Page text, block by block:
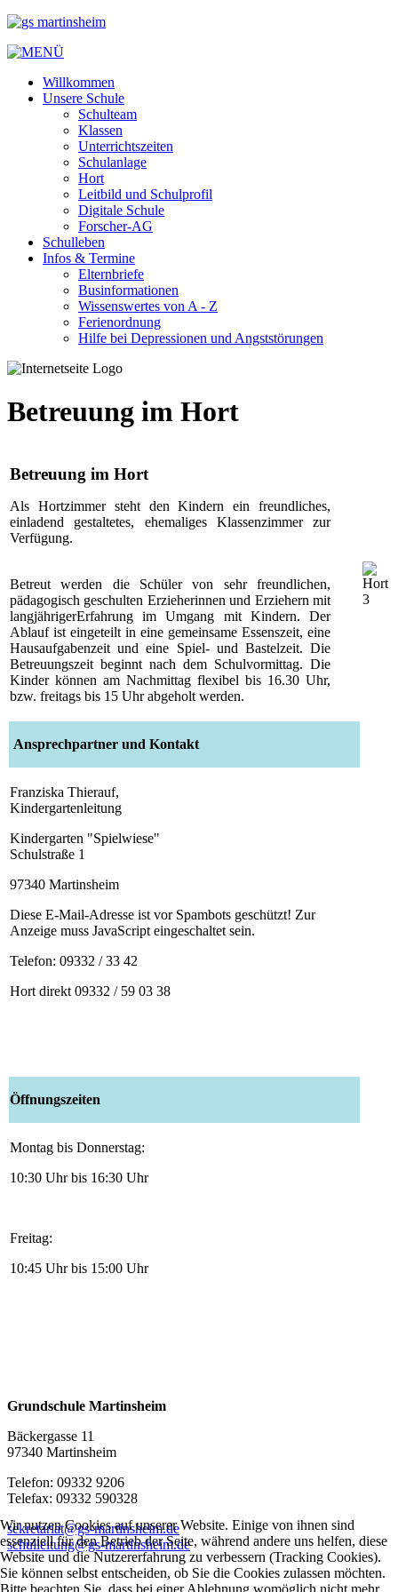
Willkommen
Unsere Schule
Schulteam
Klassen
Unterrichtszeiten
Schulanlage
Hort
Leitbild und Schulprofil
Digitale Schule
Forscher-AG
Schulleben
Infos & Termine
Elternbriefe
Businformationen
Wissenswertes von A - Z
Ferienordnung
Hilfe bei Depressionen und Angststörungen
Betreuung im Hort
Betreuung im Hort
Als Hortzimmer steht den Kindern ein freundliches,
einladend gestaltetes, ehemaliges Klassenzimmer zur
Verfügung.
Betreut werden die Schüler von sehr freundlichen,
pädagogisch geschulten Erzieherinnen und Erziehern mit
langjährigerErfahrung im Umgang mit Kindern. Der
Ablauf ist eingeteilt in eine gemeinsame Essenszeit, eine
Hausaufgabenzeit und eine Spiel- und Bastelzeit. Die
Betreuungszeit beginnt nach dem Schulvormittag. Die
Kinder können am Nachmittag flexibel bis 16.30 Uhr,
bzw. freitags bis 15 Uhr abgeholt werden.
Ansprechpartner und Kontakt
Franziska Thierauf,
Kindergartenleitung
Kindergarten "Spielwiese"
Schulstraße 1
97340 Martinsheim
Diese E-Mail-Adresse ist vor Spambots geschützt! Zur
Anzeige muss JavaScript eingeschaltet sein.
Telefon: 09332 / 33 42
Hort direkt 09332 / 59 03 38
Öffnungszeiten
Montag bis Donnerstag:
10:30 Uhr bis 16:30 Uhr
Freitag:
10:45 Uhr bis 15:00 Uhr
Grundschule Martinsheim
Bäckergasse 11
97340 Martinsheim
Telefon: 09332 9206
Telefax: 09332 590328
sekretariat@gs-martinsheim.de
schulleitung@gs-martinsheim.de
Wir nutzen Cookies auf unserer Website. Einige von ihnen sind
essenziell für den Betrieb der Seite, während andere uns helfen, diese
Website und die Nutzererfahrung zu verbessern (Tracking Cookies).
Sie können selbst entscheiden, ob Sie die Cookies zulassen möchten.
Bitte beachten Sie, dass bei einer Ablehnung womöglich nicht mehr